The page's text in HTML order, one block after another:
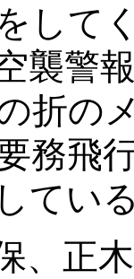
して
襲警
折の
務飛
てい
、正